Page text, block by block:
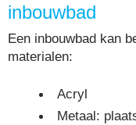
inbouwbad
Een inbouwbad kan
materialen:
Acryl
Metaal: